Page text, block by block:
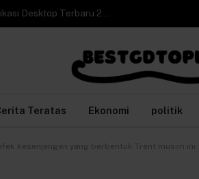
Cara Video Call WhatsApp Web di Laptop tanpa Aplikasi Desktop Terbaru 2026
Teratas Ekonomi politik
kesenjangan yang berbentuk Trent musim ini